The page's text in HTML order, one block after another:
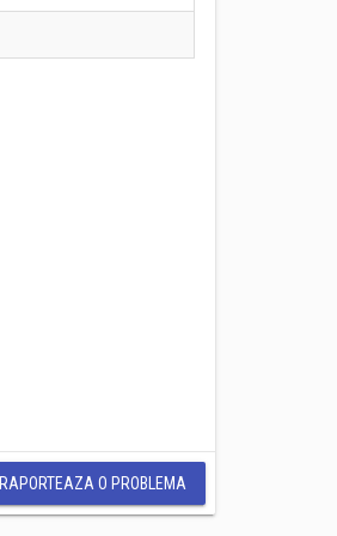
RAPORTEAZA O PROBLEMA